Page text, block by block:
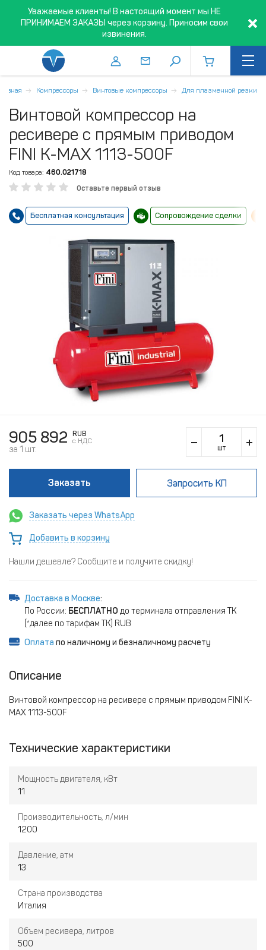
Уважаемые клиенты! В настоящий момент мы НЕ
ПРИНИМАЕМ ЗАКАЗЫ через корзину. Приносим свои
извинения.
Компрессоры Винтовые компрессоры Для плазменной резки
Винтовой компрессор на
ресивере с прямым приводом
FINI K-MAX 1113-500F
Код товара: 460.021718
Оставьте первый отзыв
Бесплатная консультация Сопровождение сделки
905 892
RUB
c НДС
за 1 шт. шт
Заказать Запросить КП
Заказать через WhatsApp
Добавить в корзину
Нашли дешевле? Сообщите и получите скидку!
Доставка в Москве:
По России: БЕСПЛАТНО до терминала отправления ТК
(*далее по тарифам ТК) RUB
Оплата по наличному и безналичному расчету
Описание
Винтовой компрессор на ресивере с прямым приводом FINI K-
MAX 1113-500F
Технические характеристики
Мощность двигателя, кВт
11
Производительность, л/мин
1200
Давление, атм
13
Страна производства
Италия
Объем ресивера, литров
500